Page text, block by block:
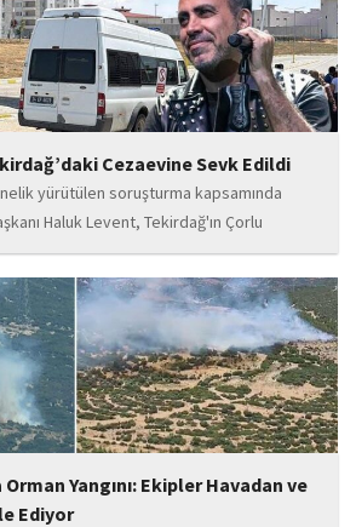
Cezaevine Sevk Edildi
yürütülen soruşturma kapsamında
Haluk Levent, Tekirdağ'ın Çorlu
İnfaz Kurumu'na konuldu.
Yangını: Ekipler Havadan ve
Ediyor